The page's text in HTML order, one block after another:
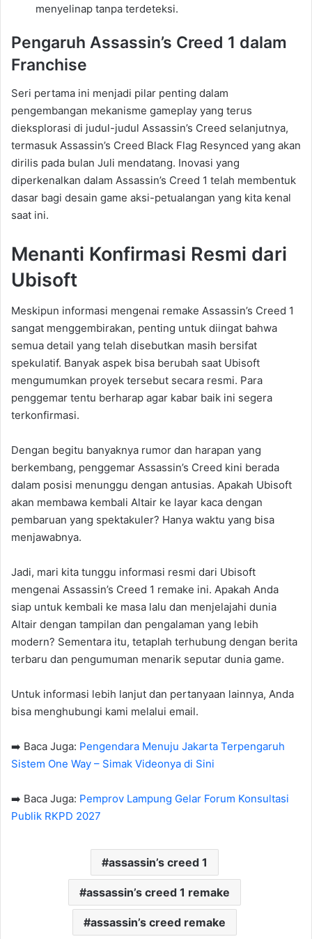
menyelinap tanpa terdeteksi.
Pengaruh Assassin’s Creed 1 dalam
Franchise
Seri pertama ini menjadi pilar penting dalam
pengembangan mekanisme gameplay yang terus
dieksplorasi di judul-judul Assassin’s Creed selanjutnya,
termasuk Assassin’s Creed Black Flag Resynced yang akan
dirilis pada bulan Juli mendatang. Inovasi yang
diperkenalkan dalam Assassin’s Creed 1 telah membentuk
dasar bagi desain game aksi-petualangan yang kita kenal
saat ini.
Menanti Konfirmasi Resmi dari
Ubisoft
Meskipun informasi mengenai remake Assassin’s Creed 1
sangat menggembirakan, penting untuk diingat bahwa
semua detail yang telah disebutkan masih bersifat
spekulatif. Banyak aspek bisa berubah saat Ubisoft
mengumumkan proyek tersebut secara resmi. Para
penggemar tentu berharap agar kabar baik ini segera
terkonfirmasi.
Dengan begitu banyaknya rumor dan harapan yang
berkembang, penggemar Assassin’s Creed kini berada
dalam posisi menunggu dengan antusias. Apakah Ubisoft
akan membawa kembali Altair ke layar kaca dengan
pembaruan yang spektakuler? Hanya waktu yang bisa
menjawabnya.
Jadi, mari kita tunggu informasi resmi dari Ubisoft
mengenai Assassin’s Creed 1 remake ini. Apakah Anda
siap untuk kembali ke masa lalu dan menjelajahi dunia
Altair dengan tampilan dan pengalaman yang lebih
modern? Sementara itu, tetaplah terhubung dengan berita
terbaru dan pengumuman menarik seputar dunia game.
Untuk informasi lebih lanjut dan pertanyaan lainnya, Anda
bisa menghubungi kami melalui email.
➡️ Baca Juga: Pengendara Menuju Jakarta Terpengaruh
Sistem One Way – Simak Videonya di Sini
➡️ Baca Juga: Pemprov Lampung Gelar Forum Konsultasi
Publik RKPD 2027
assassin’s creed 1
assassin’s creed 1 remake
assassin’s creed remake